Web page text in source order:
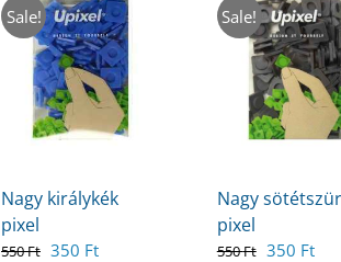
Sale!
Nagy királykék
pixel
550Ft Original
350 FtCurrent
Sale!
Nagy
pixel
550Ft Original
350 Ft